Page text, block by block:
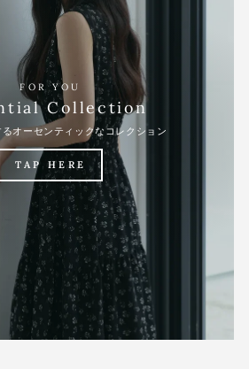
FOR YOU
Collection
オーセンティックなコレクション
TAP HERE